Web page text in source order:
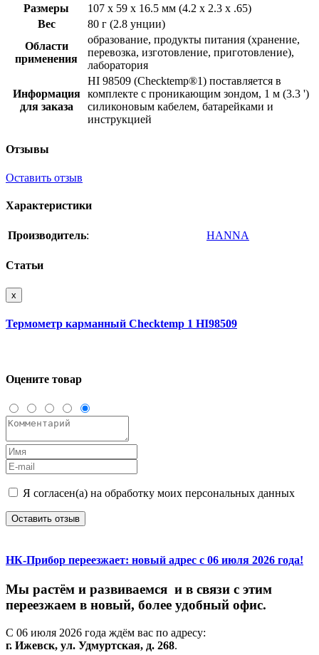
Размеры
107 x 59 x 16.5 мм (4.2 x 2.3 x .65)
Вес
80 г (2.8 унции)
Области
применения
образование, продукты питания (хранение,
перевозка, изготовление, приготовление),
лаборатория
Информация
для заказа
HI 98509 (Checktemp®1) поставляется в
комплекте с проникающим зондом, 1 м (3.3 ')
силиконовым кабелем, батарейками и
инструкцией
Отзывы
Оставить отзыв
Характеристики
Производитель: HANNA
Статьи
x
Термометр карманный Checktemp 1 HI98509
Оцените товар
Я согласен(а) на обработку моих персональных данных
Оставить отзыв
НК-Прибор переезжает: новый адрес с 06 июля 2026 года!
Мы растём и развиваемся и в связи с этим
переезжаем в новый, более удобный офис.
С 06 июля 2026 года ждём вас по адресу:
г. Ижевск, ул. Удмуртская, д. 268.